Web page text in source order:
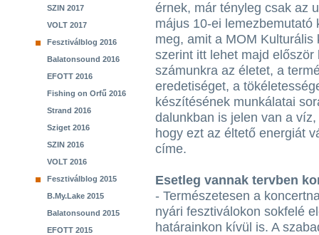
SZIN 2017
VOLT 2017
Fesztiválblog 2016
Balatonsound 2016
EFOTT 2016
Fishing on Orfű 2016
Strand 2016
Sziget 2016
SZIN 2016
VOLT 2016
Fesztiválblog 2015
B.My.Lake 2015
Balatonsound 2015
EFOTT 2015
érnek, már tényleg csak az
május 10-ei
meg, amit a MOM
szerint itt lehet majd
számunkra az életet, a
eredetiséget, a
készítésének munkálatai
dalunkban is jelen van a
hogy ezt az éltető energiát
címe.
Esetleg vannak tervben
- Természetesen a
nyári fesztiválokon sokfelé
határainkon kívül is. A